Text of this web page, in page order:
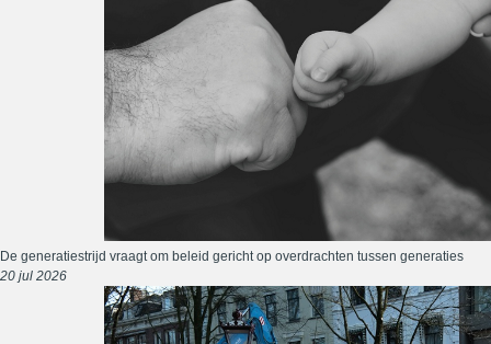
De generatiestrijd vraagt om beleid gericht op overdrachten tussen generaties
20 jul 2026